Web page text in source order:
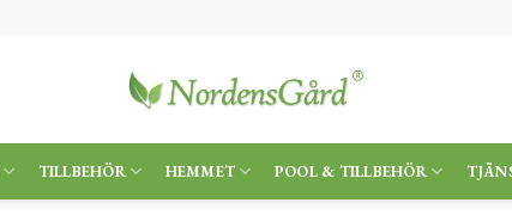
TILLBEHÖR HEMMET POOL & TILLBEHÖR